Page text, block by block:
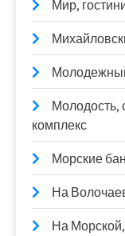
Мир,
Молодость,
комплекс
Морские
На
На